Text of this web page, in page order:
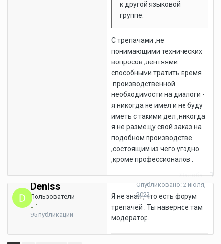
к другой языковой
группе.
С трепачами ,не
понимающими технических
вопросов ,лентяями
способными тратить время
производственной
необходимости на диалоги -
я никогда не имел и не буду
иметь с такими дел ,никогда
я не размещу свой заказ на
подобном производстве
,состоящим из чего угодно
,кроме профессионалов .
Deniss
Пользователи
1
95 публикаций
Жалоба
Опубликовано:2 июля,
2022
Я не знал , что есть форум
трепачей . Ты наверное там
модератор.